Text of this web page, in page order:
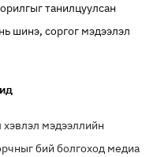
танилцуулсан
шинэ, соргог мэдээлэл
хэвлэл мэдээллийн
бий болгоход медиа